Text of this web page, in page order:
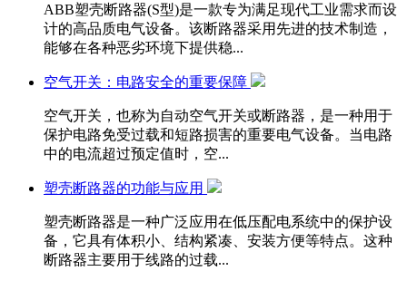
ABB塑壳断路器(S型)是一款专为满足现代工业需求而设
计的高品质电气设备。该断路器采用先进的技术制造，
能够在各种恶劣环境下提供稳...
空气开关：电路安全的重要保障
空气开关，也称为自动空气开关或断路器，是一种用于
保护电路免受过载和短路损害的重要电气设备。当电路
中的电流超过预定值时，空...
塑壳断路器的功能与应用
塑壳断路器是一种广泛应用在低压配电系统中的保护设
备，它具有体积小、结构紧凑、安装方便等特点。这种
断路器主要用于线路的过载...